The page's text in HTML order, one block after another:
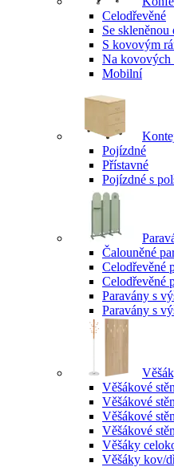
Celodřevěné
Se skleněnou
S kovovým
Na kovových
Mobilní
Pojízdné
Přístavné
Pojízdné s
Čalouněné
Celodřevěné
Celodřevěné
Paravány s
Paravány s
Věšákové
Věšákové
Věšákové
Věšákové
Věšáky
Věšáky kov/